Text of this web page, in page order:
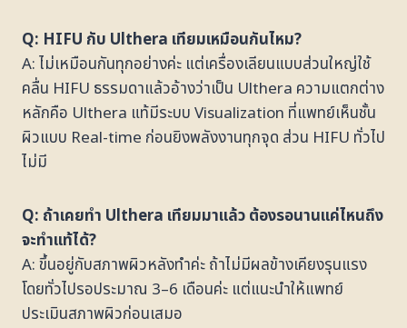
Q: HIFU กับ Ulthera เทียมเหมือนกันไหม?
A: ไม่เหมือนกันทุกอย่างค่ะ แต่เครื่องเลียนแบบส่วนใหญ่ใช้
คลื่น HIFU ธรรมดาแล้วอ้างว่าเป็น Ulthera ความแตกต่าง
หลักคือ Ulthera แท้มีระบบ Visualization ที่แพทย์เห็นชั้น
ผิวแบบ Real-time ก่อนยิงพลังงานทุกจุด ส่วน HIFU ทั่วไป
ไม่มี
Q: ถ้าเคยทำ Ulthera เทียมมาแล้ว ต้องรอนานแค่ไหนถึง
จะทำแท้ได้?
A: ขึ้นอยู่กับสภาพผิวหลังทำค่ะ ถ้าไม่มีผลข้างเคียงรุนแรง
โดยทั่วไปรอประมาณ 3–6 เดือนค่ะ แต่แนะนำให้แพทย์
ประเมินสภาพผิวก่อนเสมอ